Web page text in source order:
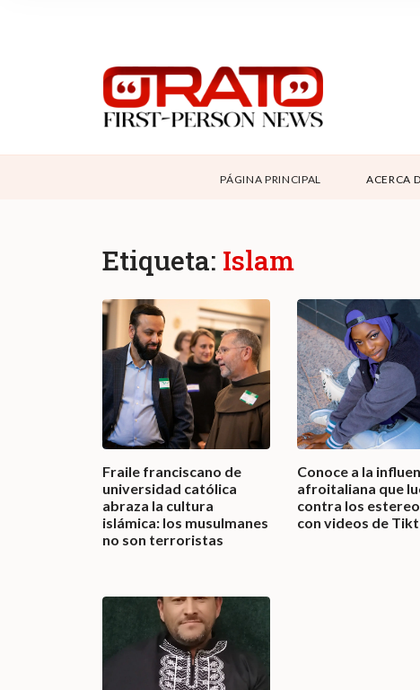
SUPPORT
CONTÁCTANOS
PÁGINA PRINCIPAL ACERCA
Etiqueta: Islam
Fraile franciscano de
universidad católica
abraza la cultura
islámica: los musulmanes
no son terroristas
Conoce a la
afroitaliana que
contra los
con videos de